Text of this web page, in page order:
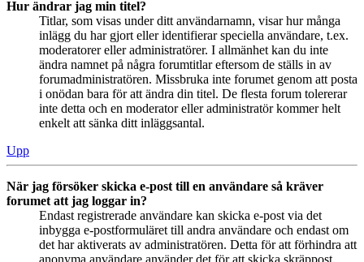
Hur ändrar jag min titel?
Titlar, som visas under ditt användarnamn, visar hur många
inlägg du har gjort eller identifierar speciella användare, t.ex.
moderatorer eller administratörer. I allmänhet kan du inte
ändra namnet på några forumtitlar eftersom de ställs in av
forumadministratören. Missbruka inte forumet genom att posta
i onödan bara för att ändra din titel. De flesta forum tolererar
inte detta och en moderator eller administratör kommer helt
enkelt att sänka ditt inläggsantal.
Upp
När jag försöker skicka e-post till en användare så kräver
forumet att jag loggar in?
Endast registrerade användare kan skicka e-post via det
inbygga e-postformuläret till andra användare och endast om
det har aktiverats av administratören. Detta för att förhindra att